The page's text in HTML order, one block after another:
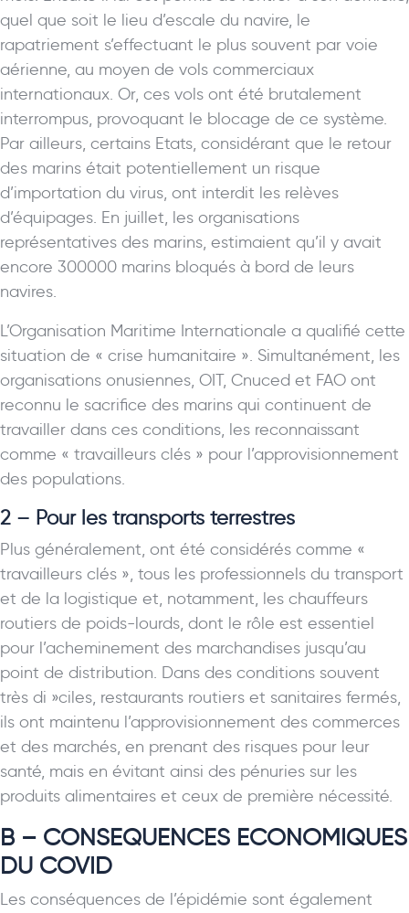
quel que soit le lieu d’escale du navire, le
rapatriement s’effectuant le plus souvent par voie
aérienne, au moyen de vols commerciaux
internationaux. Or, ces vols ont été brutalement
interrompus, provoquant le blocage de ce système.
Par ailleurs, certains Etats, considérant que le retour
des marins était potentiellement un risque
d’importation du virus, ont interdit les relèves
d’équipages. En juillet, les organisations
représentatives des marins, estimaient qu’il y avait
encore 300000 marins bloqués à bord de leurs
navires.
L’Organisation Maritime Internationale a qualifié cette
situation de « crise humanitaire ». Simultanément, les
organisations onusiennes, OIT, Cnuced et FAO ont
reconnu le sacrifice des marins qui continuent de
travailler dans ces conditions, les reconnaissant
comme « travailleurs clés » pour l’approvisionnement
des populations.
2 – Pour les transports terrestres
Plus généralement, ont été considérés comme «
travailleurs clés », tous les professionnels du transport
et de la logistique et, notamment, les chauffeurs
routiers de poids-lourds, dont le rôle est essentiel
pour l’acheminement des marchandises jusqu’au
point de distribution. Dans des conditions souvent
très di »ciles, restaurants routiers et sanitaires fermés,
ils ont maintenu l’approvisionnement des commerces
et des marchés, en prenant des risques pour leur
santé, mais en évitant ainsi des pénuries sur les
produits alimentaires et ceux de première nécessité.
B – CONSEQUENCES ECONOMIQUES
DU COVID
Les conséquences de l’épidémie sont également